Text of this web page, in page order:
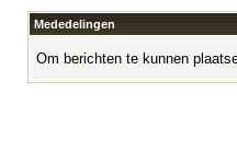
Mededelingen
Om berichten te kunnen